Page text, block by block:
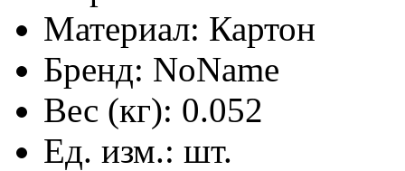
Материал: Картон
Бренд: NoName
Вес (кг): 0.052
Ед. изм.: шт.